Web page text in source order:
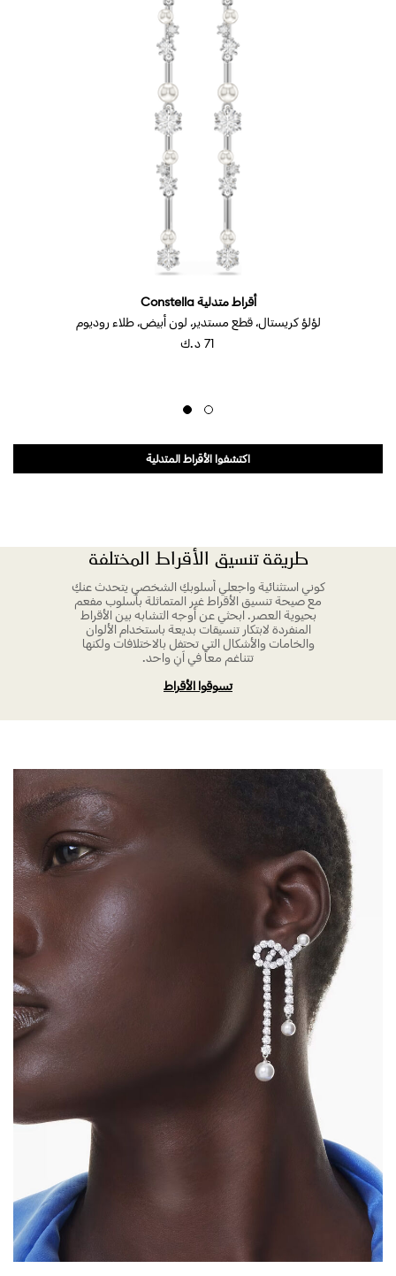
أقراط متدلية Constella
لؤلؤ كريستال، قطع مستدير، لون أبيض، طلاء روديوم
اكتشفوا الأقراط المتدلية
طريقة تنسيق الأقراط المختلفة
كوني استثنائية واجعلي أسلوبكِ الشخصي يتحدث عنكِ
مع صيحة تنسيق الأقراط غير المتماثلة بأسلوب مفعم
بحيوية العصر. ابحثي عن أوجه التشابه بين الأقراط
المنفردة لابتكار تنسيقات بديعة باستخدام الألوان
والخامات والأشكال التي تحتفل بالاختلافات ولكنها
تتناغم معاً في آنِ واحد.
تسوقوا الأقراط